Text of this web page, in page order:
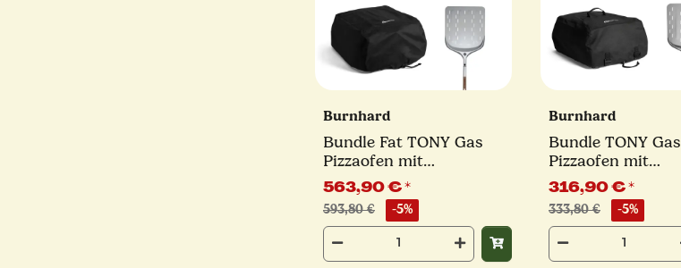
Burnhard
Bundle Fat TONY Gas
Pizzaofen mit
Schutzhülle und
Schieber 3-tlg.
563,90 €*
593,80 € -5%
Burnhard
Bundle TONY Gas
Pizzaofen mit
Schutzhülle und
Schieber 3-tlg.
316,90 €*
333,80 € -5%